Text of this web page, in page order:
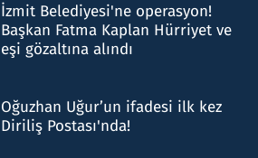
İzmit Belediyesi'ne operasyon!
Başkan Fatma Kaplan Hürriyet ve
eşi gözaltına alındı
Oğuzhan Uğur’un ifadesi ilk kez
Diriliş Postası'nda!